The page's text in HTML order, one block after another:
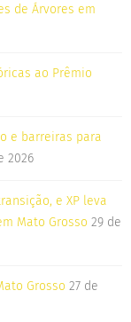
de Árvores em
ao Prêmio
e barreiras para
2026
e XP leva
Mato Grosso 29 de
Grosso 27 de